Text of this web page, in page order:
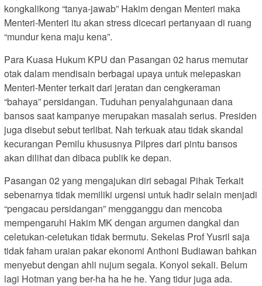
kongkalikong “tanya-jawab” Hakim dengan Menteri maka
Menteri-Menteri itu akan stress dicecari pertanyaan di ruang
“mundur kena maju kena”.
Para Kuasa Hukum KPU dan Pasangan 02 harus memutar
otak dalam mendisain berbagai upaya untuk melepaskan
Menteri-Menter terkait dari jeratan dan cengkeraman
“bahaya” persidangan. Tuduhan penyalahgunaan dana
bansos saat kampanye merupakan masalah serius. Presiden
juga disebut sebut terlibat. Nah terkuak atau tidak skandal
kecurangan Pemilu khususnya Pilpres dari pintu bansos
akan dilihat dan dibaca publik ke depan.
Pasangan 02 yang mengajukan diri sebagai Pihak Terkait
sebenarnya tidak memiliki urgensi untuk hadir selain menjadi
“pengacau persidangan” mengganggu dan mencoba
mempengaruhi Hakim MK dengan argumen dangkal dan
celetukan-celetukan tidak bermutu. Sekelas Prof Yusril saja
tidak faham uraian pakar ekonomi Anthoni Budiawan bahkan
menyebut dengan ahli nujum segala. Konyol sekali. Belum
lagi Hotman yang ber-ha ha he he. Yang tidur juga ada.